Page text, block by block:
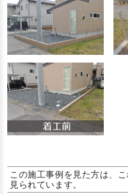
この施工事例を見た方は、
見られています。